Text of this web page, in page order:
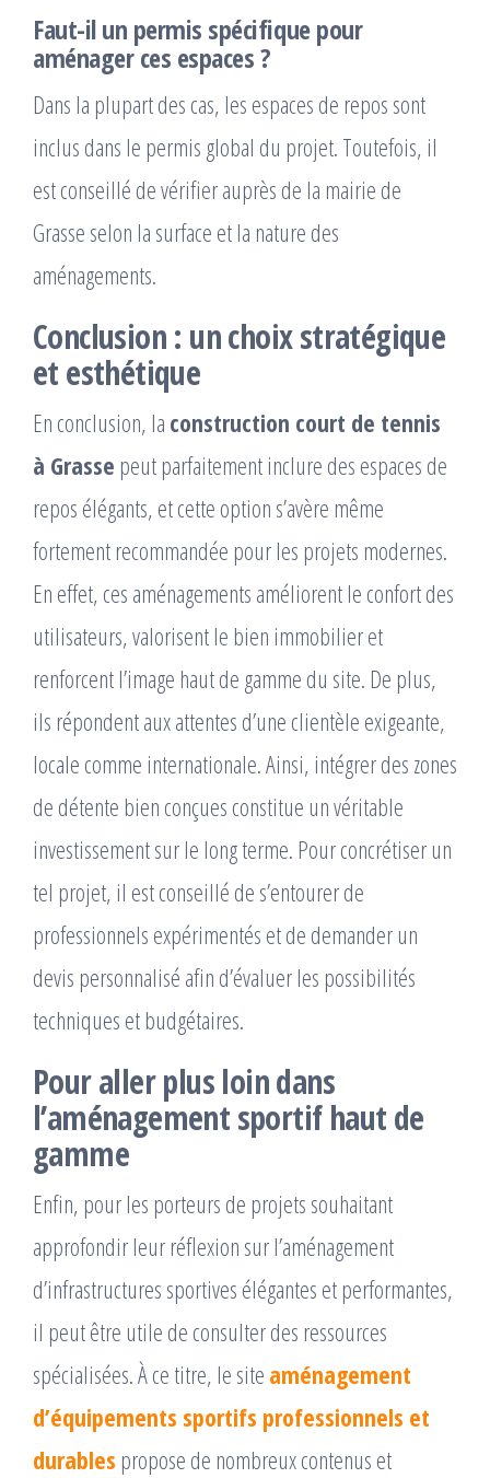
Faut-il un permis spécifique pour
aménager ces espaces ?
Dans la plupart des cas, les espaces de repos sont
inclus dans le permis global du projet. Toutefois, il
est conseillé de vérifier auprès de la mairie de
Grasse selon la surface et la nature des
aménagements.
Conclusion : un choix stratégique
et esthétique
En conclusion, la construction court de tennis
à Grasse peut parfaitement inclure des espaces de
repos élégants, et cette option s’avère même
fortement recommandée pour les projets modernes.
En effet, ces aménagements améliorent le confort des
utilisateurs, valorisent le bien immobilier et
renforcent l’image haut de gamme du site. De plus,
ils répondent aux attentes d’une clientèle exigeante,
locale comme internationale. Ainsi, intégrer des zones
de détente bien conçues constitue un véritable
investissement sur le long terme. Pour concrétiser un
tel projet, il est conseillé de s’entourer de
professionnels expérimentés et de demander un
devis personnalisé afin d’évaluer les possibilités
techniques et budgétaires.
Pour aller plus loin dans
l’aménagement sportif haut de
gamme
Enfin, pour les porteurs de projets souhaitant
approfondir leur réflexion sur l’aménagement
d’infrastructures sportives élégantes et performantes,
il peut être utile de consulter des ressources
spécialisées. À ce titre, le site aménagement
d’équipements sportifs professionnels et
durables propose de nombreux contenus et